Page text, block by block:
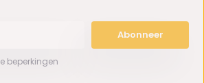
Abonneer
beperkingen